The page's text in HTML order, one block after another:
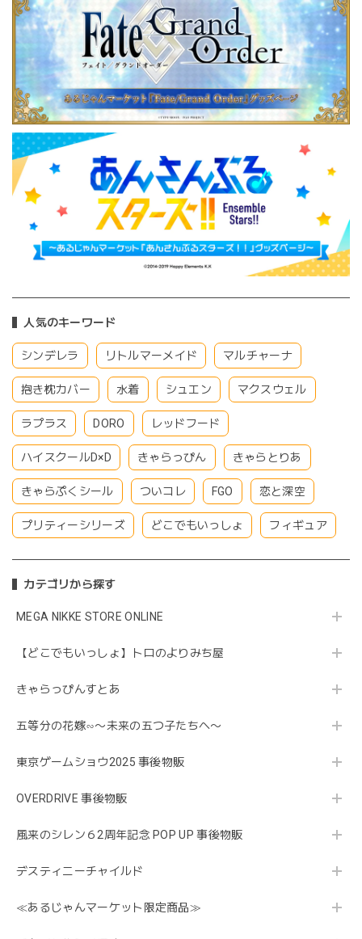
人気のキーワード
シンデレラ リトルマーメイド マルチャーナ
抱き枕カバー 水着 シュエン マクスウェル
ラプラス DORO レッドフード
ハイスクールD×D きゃらっぴん きゃらとりあ
きゃらぷくシール ついコレ FGO 恋と深空
プリティーシリーズ どこでもいっしょ フィギュア
カテゴリから探す
MEGA NIKKE STORE ONLINE
【どこでもいっしょ】トロのよりみち屋
きゃらっぴんすとあ
五等分の花嫁∽〜未来の五つ子たちへ〜
東京ゲームショウ2025 事後物販
OVERDRIVE 事後物販
風来のシレン６2周年記念 POP UP 事後物販
デスティニーチャイルド
≪あるじゃんマーケット限定商品≫